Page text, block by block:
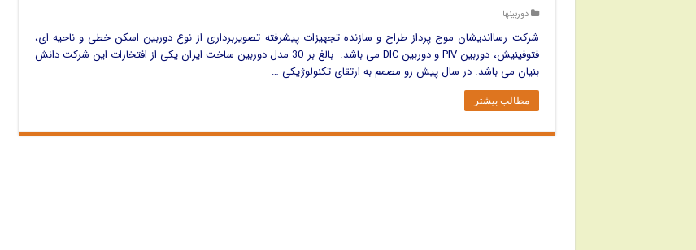
دوربینها
شرکت رسااندیشان موج پرداز طراح و سازنده تجهیزات پیشرفته تصویربرداری از نوع دوربین اسکن خطی و ناحیه ای،
فتوفینیش، دوربین PIV و دوربین DIC می باشد. بالغ بر 30 مدل دوربین ساخت ایران یکی از افتخارات این شرکت دانش
بنیان می باشد. در سال پیش رو مصمم به ارتقای تکنولوژیکی …
مطالب بیشتر